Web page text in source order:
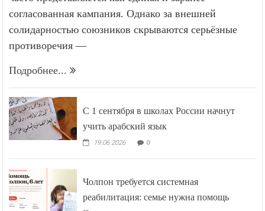
согласованная кампания. Однако за внешней
солидарностью союзников скрываются серьёзные
противоречия —
Подробнее...
С 1 сентября в школах России начнут
учить арабский язык
19.06.2026 0
Чолпон требуется системная
реабилитация: семье нужна помощь